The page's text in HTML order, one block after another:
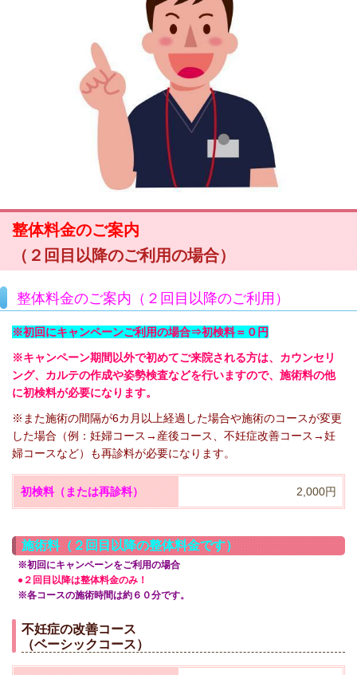
整体料金のご案内
（２回目以降のご利用の場合）
整体料金のご案内（２回目以降のご利用）
※初回にキャンペーンご利用の場合⇒初検料＝０円
※キャンペーン期間以外で初めてご来院される方は、カウンセリ
ング、カルテの作成や姿勢検査などを行いますので、施術料の他
に初検料が必要になります。
※また施術の間隔が6カ月以上経過した場合や施術のコースが変更
した場合（例：妊婦コース→産後コース、不妊症改善コース→妊
婦コースなど）も再診料が必要になります。
初検料（または再診料） 2,000円
施術料（２回目以降の整体料金です）
※初回にキャンペーンをご利用の場合
●２回目以降は整体料金のみ！
※各コースの施術時間は約６０分です。
不妊症の改善コース
（ベーシックコース）